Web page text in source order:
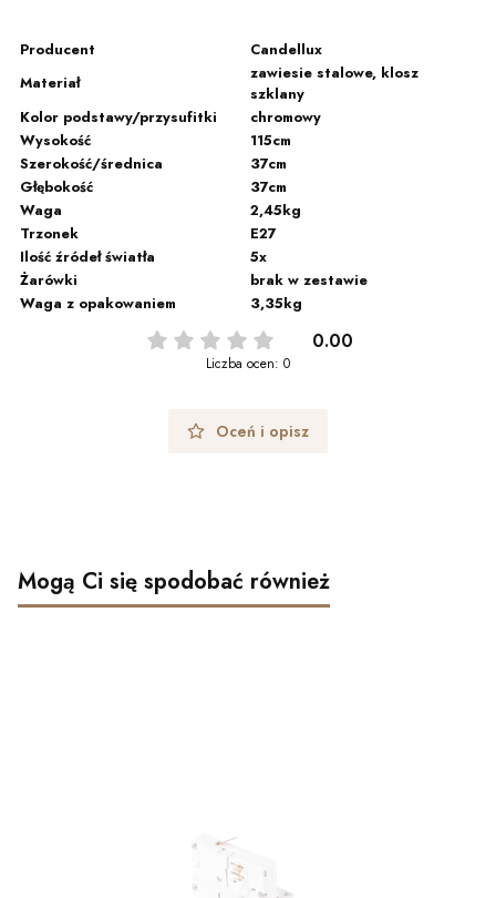
Producent
Candellux
Materiał
zawiesie stalowe, klosz
szklany
Kolor podstawy/przysufitki
chromowy
Wysokość
115cm
Szerokość/średnica
37cm
Głębokość
37cm
Waga
2,45kg
Trzonek
E27
Ilość źródeł światła
5x
Żarówki
brak w zestawie
Waga z opakowaniem
3,35kg
0.00
Liczba ocen: 0
Oceń i opisz
Mogą Ci się spodobać również